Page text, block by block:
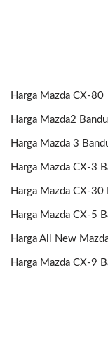
Harga Mazda CX-80
Harga Mazda2
Harga Mazda 3
Harga Mazda CX-3
Harga Mazda CX-30
Harga Mazda CX-5
Harga All New
Harga Mazda CX-9